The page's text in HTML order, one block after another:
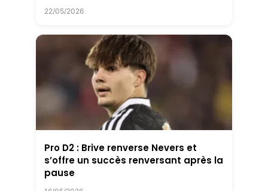
22/05/2026
Pro D2 : Brive renverse Nevers et
s’offre un succès renversant après la
pause